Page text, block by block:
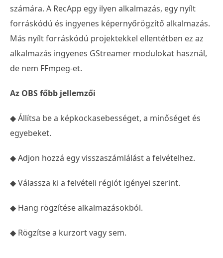
számára. A RecApp egy ilyen alkalmazás, egy nyílt
forráskódú és ingyenes képernyőrögzítő alkalmazás.
Más nyílt forráskódú projektekkel ellentétben ez az
alkalmazás ingyenes GStreamer modulokat használ,
de nem FFmpeg-et.
Az OBS főbb jellemzői
◆ Állítsa be a képkockasebességet, a minőséget és
egyebeket.
◆ Adjon hozzá egy visszaszámlálást a felvételhez.
◆ Válassza ki a felvételi régiót igényei szerint.
◆ Hang rögzítése alkalmazásokból.
◆ Rögzítse a kurzort vagy sem.